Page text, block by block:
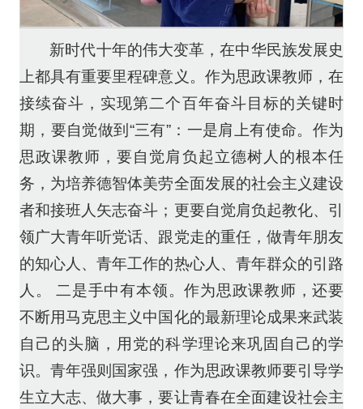
新时代十年的伟大变革，在中华民族发展史
上都具有重要里程碑意义。作为思政课教师，在
接续奋斗，实现第二个百年奋斗目标的关键时
期，要自觉做到“三有”：一是肩上有使命。作为
思政课教师，要自觉肩负起立德树人的根本任
务，为培养德智体美劳全面发展的社会主义建设
者和接班人矢志奋斗；更要自觉肩负起教化、引
领广大青年听党话、跟党走的重任，做青年朋友
的知心人、青年工作的热心人、青年群众的引路
人。 二是手中有本领。作为思政课教师，还要
不断用马克思主义中国化的最新理论成果来武装
自己的头脑，用党的科学理论来巩固自己的学
识。青年强则国家强，作为思政课教师要引导学
生立大志、做大事，要让青春在全面建设社会主